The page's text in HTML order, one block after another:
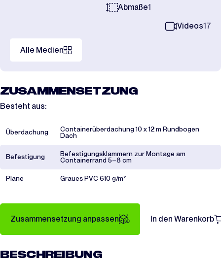
Abmaße1
Videos17
Alle Medien
ZUSAMMENSETZUNG
Besteht aus:
Überdachung
Containerüberdachung 10 x 12 m Rundbogen
Dach
Befestigung
Befestigungsklammern zur Montage am
Containerrand 5–8 cm
Plane Graues PVC 610 g/m²
Zusammensetzung anpassen In den Warenkorb
BESCHREIBUNG